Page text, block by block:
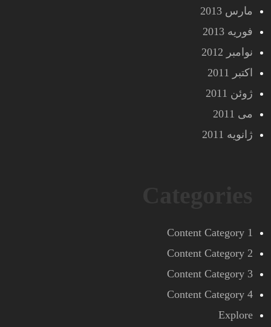
مارس 2013
فوریه 2013
نوامبر 2012
اکتبر 2011
ژوئن 2011
می 2011
ژانویه 2011
Content Category 1
Content Category 2
Content Category 3
Content Category 4
Explore